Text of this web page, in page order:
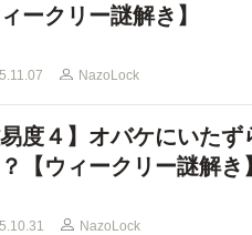
ィークリー謎解き】
NazoLock
易度４】オバケにいた
【ウィークリー謎解き
NazoLock